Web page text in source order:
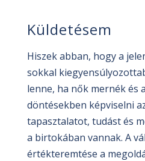
Küldetésem
Hiszek abban, hogy a
sokkal
lenne, ha nők mernék és
döntésekben képviselni
tapasztalatot, tudást és
a birtokában vannak. A
értékteremtése a